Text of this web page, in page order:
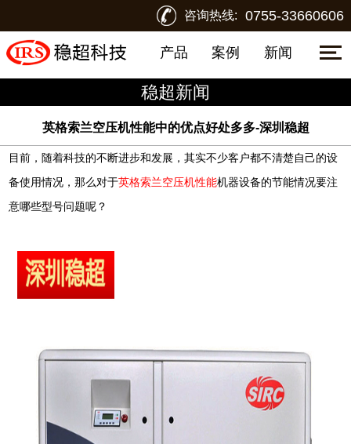
咨询热线: 0755-33660606
产品 案例 新闻
稳超新闻
英格索兰空压机性能中的优点好处多多-深圳稳超
目前，随着科技的不断进步和发展，其实不少客户都不清楚自己的设
备使用情况，那么对于英格索兰空压机性能机器设备的节能情况要注
意哪些型号问题呢？